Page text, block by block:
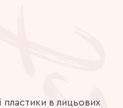
пластики в лицьових